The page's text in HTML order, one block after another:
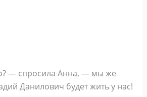
— спросила Анна, — мы же
Данилович будет жить у нас!